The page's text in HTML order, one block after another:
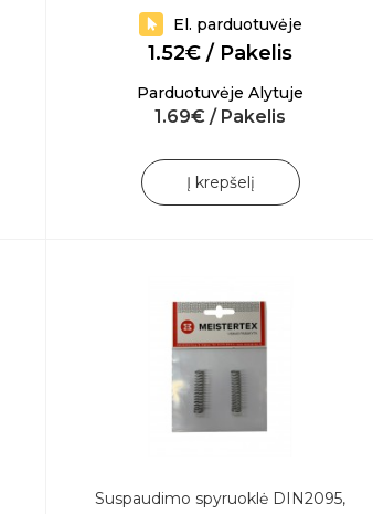
El. parduotuvėje
1.52€ / Pakelis
Parduotuvėje Alytuje
1.69€ / Pakelis
Į krepšelį
Suspaudimo spyruoklė DIN2095,